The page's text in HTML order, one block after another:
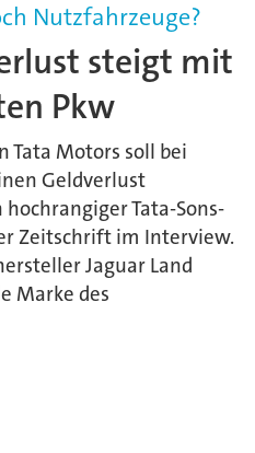
Nutzfahrzeuge?
steigt mit
Pkw
Tata Motors soll bei
Geldverlust
Tata-Sons-
Zeitschrift im Interview.
Jaguar Land
Marke des